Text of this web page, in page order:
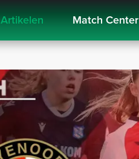
Artikelen Match Center